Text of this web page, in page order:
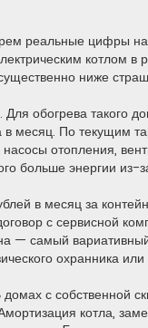
реальные цифры
котлом
ниже
обогрева такого
в месяц. По текущим
отопления,
больше энергии из-
в месяц за
с сервисной
— самый
охранника
домах с собственной
котла,